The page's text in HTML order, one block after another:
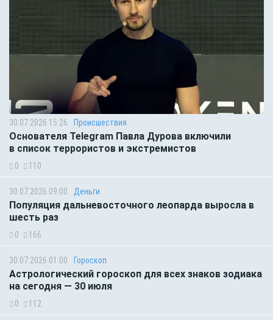
30.07.2026 15:26 Происшествия
Основателя Telegram Павла Дурова включили
в список террористов и экстремистов
0 110
30.07.2026 09:00 Деньги
Популяция дальневосточного леопарда выросла в
шесть раз
0 166
30.07.2026 01:00 Гороскоп
Астрологический гороскоп для всех знаков зодиака
на сегодня — 30 июля
0 112